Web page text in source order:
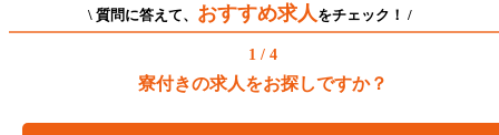
\ 質問に答えて、 おすすめ求人 をチェック！ /
1 / 4
寮付きの求人をお探しですか？